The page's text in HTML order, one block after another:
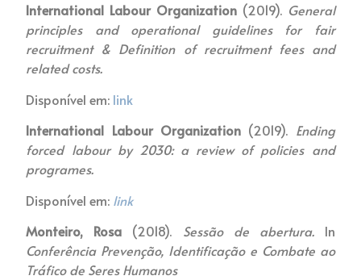
International Labour Organization (2019). General
principles and operational guidelines for fair
recruitment & Definition of recruitment fees and
related costs.
Disponível em: link
International Labour Organization (2019). Ending
forced labour by 2030: a review of policies and
programes.
Disponível em: link
Monteiro,
Rosa (2018). Sessão de abertura. In
Conferência Prevenção, Identificação e Combate ao
Tráfico de Seres Humanos